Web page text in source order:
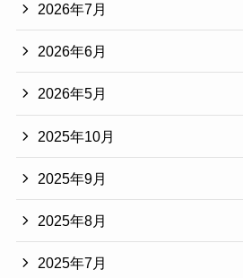
2026年7月
2026年6月
2026年5月
2025年10月
2025年9月
2025年8月
2025年7月